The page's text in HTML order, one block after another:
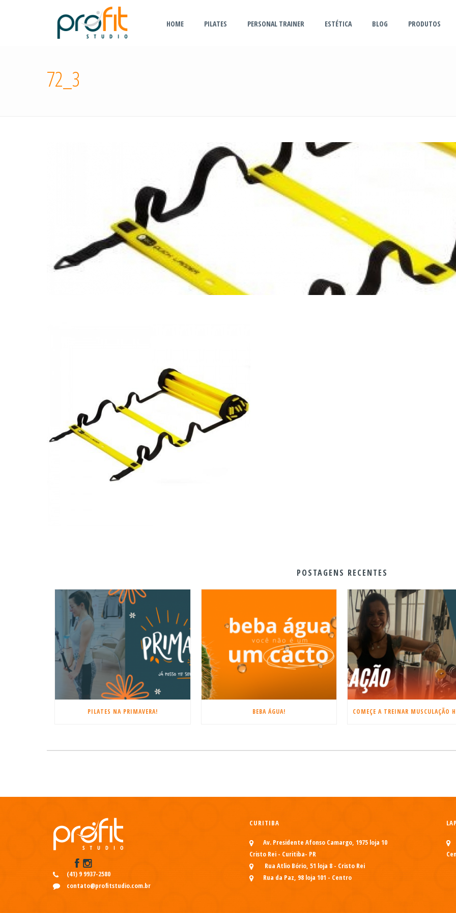
HOME PILATES PERSONAL TRAINER ESTÉTICA BLOG PRODUTOS
72_3
POSTAGENS RECENTES
PILATES NA PRIMAVERA! BEBA ÁGUA!
(41) 9 9937-2580
contato@profitstudio.com.br
CURITIBA
Av. Presidente Afonso Camargo, 1975 loja 10
Cristo Rei - Curitiba- PR
Rua Atlio Bório, 51 loja 8 - Cristo Rei
Rua da Paz, 98 loja 101 - Centro